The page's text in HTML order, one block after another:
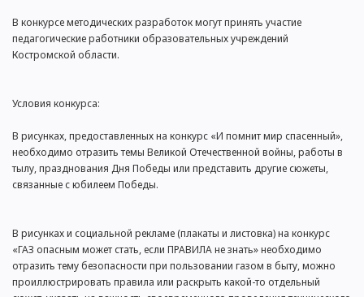
В конкурсе методических разработок могут принять участие
педагогические работники образовательных учреждений
Костромской области.
Условия конкурса:
В рисунках, предоставленных на конкурс «И помнит мир спасенный»,
необходимо отразить темы Великой Отечественной войны, работы в
тылу, празднования Дня Победы или представить другие сюжеты,
связанные с юбилеем Победы.
В рисунках и социальной рекламе (плакаты и листовка) на конкурс
«ГАЗ опасным может стать, если ПРАВИЛА не знать» необходимо
отразить тему безопасности при пользовании газом в быту, можно
проиллюстрировать правила или раскрыть какой-то отдельный